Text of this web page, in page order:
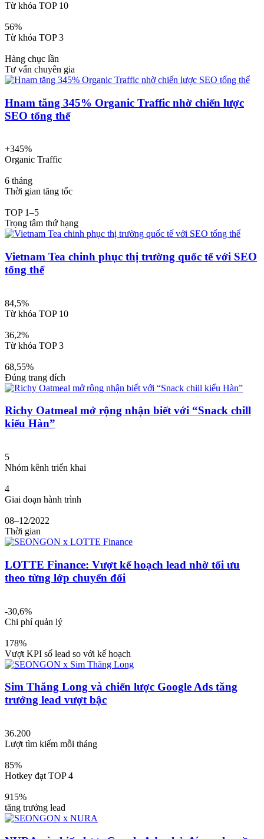
Từ khóa TOP 10
56%
Từ khóa TOP 3
Hàng chục lần
Tư vấn chuyên gia
Hnam tăng 345% Organic Traffic nhờ chiến lược
SEO tổng thể
+345%
Organic Traffic
6 tháng
Thời gian tăng tốc
TOP 1–5
Trọng tâm thứ hạng
Vietnam Tea chinh phục thị trường quốc tế với SEO
tổng thể
84,5%
Từ khóa TOP 10
36,2%
Từ khóa TOP 3
68,55%
Đúng trang đích
Richy Oatmeal mở rộng nhận biết với “Snack chill
kiểu Hàn”
5
Nhóm kênh triển khai
4
Giai đoạn hành trình
08–12/2022
Thời gian
LOTTE Finance: Vượt kế hoạch lead nhờ tối ưu
theo từng lớp chuyển đổi
-30,6%
Chi phí quản lý
178%
Vượt KPI số lead so với kế hoạch
Sim Thăng Long và chiến lược Google Ads tăng
trưởng lead vượt bậc
36.200
Lượt tìm kiếm mỗi tháng
85%
Hotkey đạt TOP 4
915%
tăng trưởng lead